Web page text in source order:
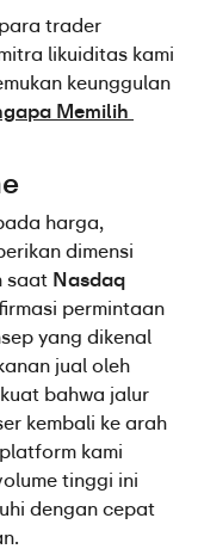
trader
likuiditas kami
keunggulan
Memilih
harga,
dimensi
saat Nasdaq
permintaan
yang dikenal
jual oleh
bahwa jalur
kembali ke arah
kami
tinggi ini
dengan cepat